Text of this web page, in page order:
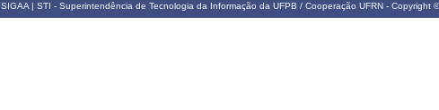
SIGAA | STI - Superintendência de Tecnologia da Informação da UFPB / Cooperação UFRN -